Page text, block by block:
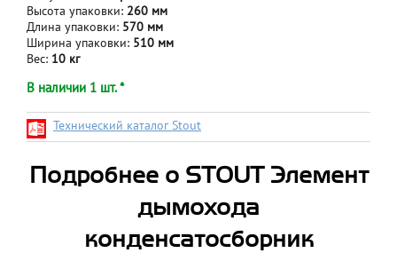
Высота упаковки: 260 мм
Длина упаковки: 570 мм
Ширина упаковки: 510 мм
Вес: 10 кг
В наличии 1 шт. *
Технический каталог Stout
Подробнее о STOUT Элемент
дымохода
конденсатосборник